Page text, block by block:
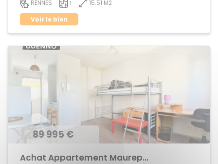
RENNES 1
15.51 M2
Voir le bien
89 995 €
Achat Appartement Maurepas